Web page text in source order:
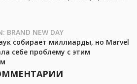
BRAND NEW DAY
собирает миллиарды, но Marvel
себе проблему с этим